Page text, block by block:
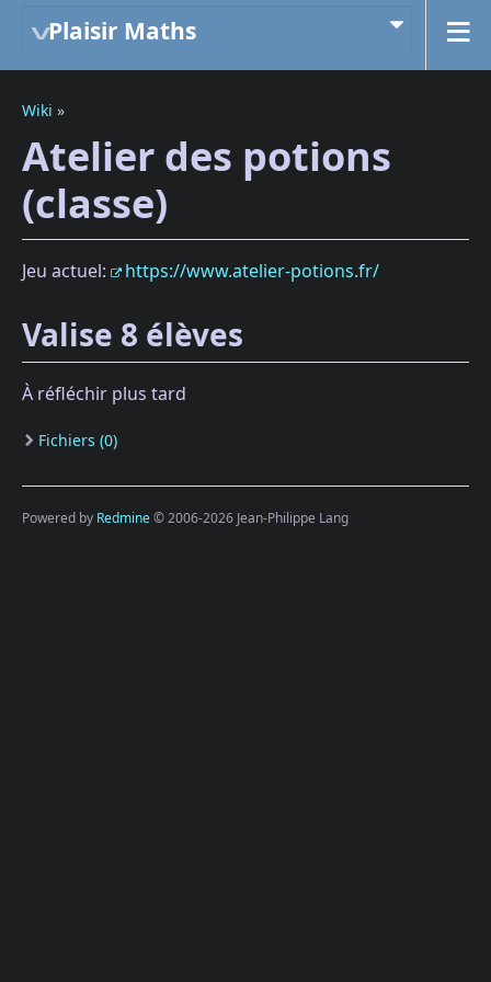
Plaisir Maths
Wiki »
Atelier des potions
(classe)
Jeu actuel: https://www.atelier-potions.fr/
Valise 8 élèves
À réfléchir plus tard
Fichiers (0)
Powered by Redmine© 2006-2026 Jean-Philippe Lang